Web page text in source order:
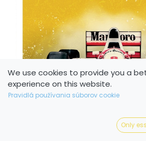
Život a smrt
We use cookies to provide you a
experience on this website.
Pravidlá používania súborov cookie
Only